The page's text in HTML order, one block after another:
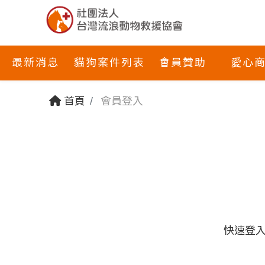
最新消息 貓狗案件列表 會員贊助 愛心
首頁 會員登入
快速登入